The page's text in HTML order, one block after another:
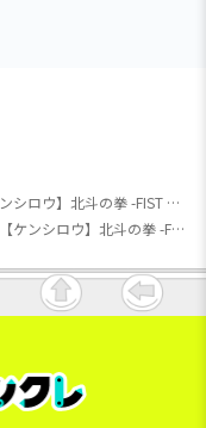
【北斗の拳】【ケンシロウ】北斗の拳 -FIST OF THE NORTH STAR- 腕枕クッション
【北斗の拳】【ケンシロウ】北斗の拳 -FIST OF THE NORTH STAR- 腕枕クッション